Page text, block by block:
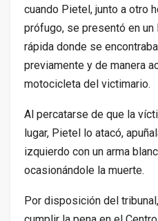
cuando Pietel, junto a otro
prófugo, se presentó en
rápida donde se
previamente y de manera
motocicleta del victimario.
Al percatarse de que la
lugar, Pietel lo atacó,
izquierdo con un arma
ocasionándole la muerte.
Por disposición del